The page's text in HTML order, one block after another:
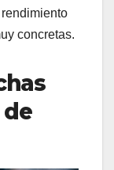
concretas.